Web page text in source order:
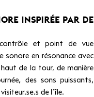
INSPIRÉE PAR DE
et point de vue
sonore en résonance avec
haut de la tour, de manière
des sons puissants,
de l’île.